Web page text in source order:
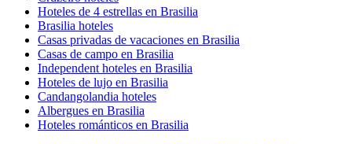
Hoteles de 4 estrellas en Brasilia
Brasilia hoteles
Casas privadas de vacaciones en Brasilia
Casas de campo en Brasilia
Independent hoteles en Brasilia
Hoteles de lujo en Brasilia
Candangolandia hoteles
Albergues en Brasilia
Hoteles románticos en Brasilia